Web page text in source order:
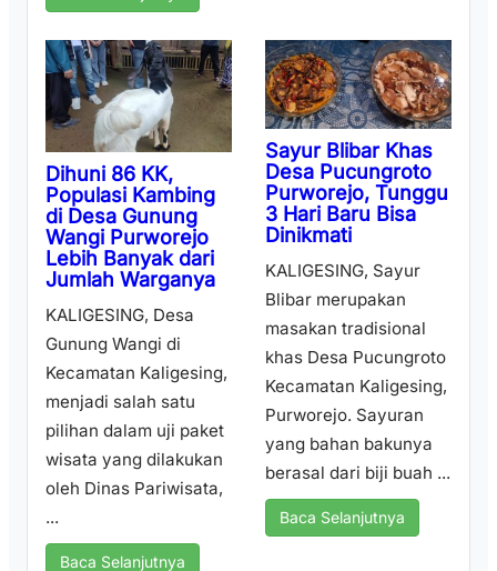
Dihuni 86 KK,
Populasi Kambing
di Desa Gunung
Wangi Purworejo
Lebih Banyak dari
Jumlah Warganya
KALIGESING, Desa
Gunung Wangi di
Kecamatan Kaligesing,
menjadi salah satu
pilihan dalam uji paket
wisata yang dilakukan
oleh Dinas Pariwisata,
...
Baca Selanjutnya
Sayur Blibar Khas
Desa Pucungroto
Purworejo, Tunggu
3 Hari Baru Bisa
Dinikmati
KALIGESING, Sayur
Blibar merupakan
masakan tradisional
khas Desa Pucungroto
Kecamatan Kaligesing,
Purworejo. Sayuran
yang bahan bakunya
berasal dari biji buah ...
Baca Selanjutnya